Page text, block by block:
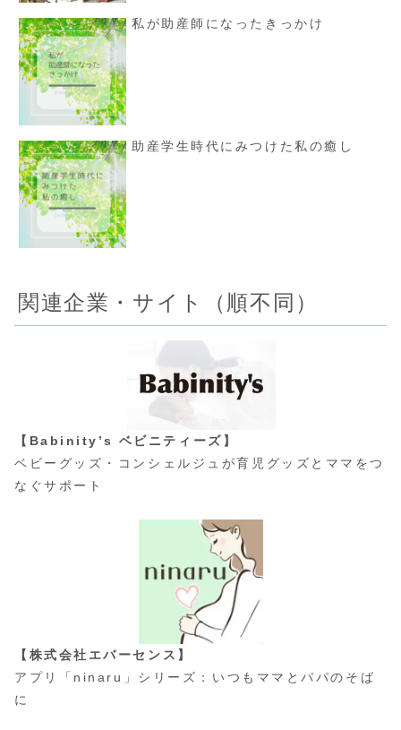
私が助産師になったきっかけ
助産学生時代にみつけた私の癒し
関連企業・サイト（順不同）
【Babinity’s ベビニティーズ】
ベビーグッズ・コンシェルジュが育児グッズとママをつ
なぐサポート
【株式会社エバーセンス】
アプリ「ninaru」シリーズ：いつもママとパパのそば
に